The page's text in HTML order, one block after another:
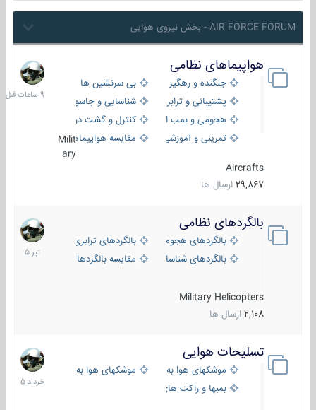
AIR FORCE FORUM - بخش نیروی هوایی
هواپیماهای نظامی
جنگنده و رهگیر
بی سرنشین ها
پشتیبانی و ترابری
شناسایی و جاسوسی
هجومی و بمب افکن
کنترل و گشت دریایی
تمرینی و آموزشی
مقایسه هواپیماهاMilit
ary
Aircrafts
29,867 ارسال ها
9
ساعات
قبل
بالگردهای نظامی
بالگردهای هجومی
بالگردهای ترابری
بالگردهای شناسایی
مقایسه بالگردها
Military Helicopters
2,108 ارسال ها
22
تیر
1405
تسلیحات هوایی
موشکهای هوا به هوا
موشکهای هوا به سطح
بمبها و راکت های هوایی
30
خرداد
1405